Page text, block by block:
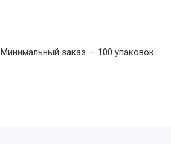
Минимальный заказ — 100 упаковок